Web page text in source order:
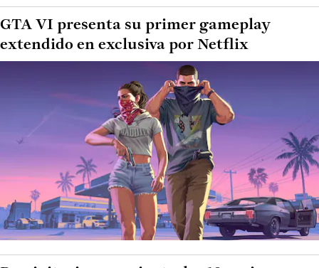
GTA VI presenta su primer gameplay
extendido en exclusiva por Netflix